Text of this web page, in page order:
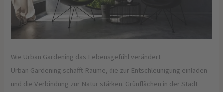
Wie Urban Gardening das Lebensgefühl verändert
Urban Gardening schafft Räume, die zur Entschleunigung einladen
und die Verbindung zur Natur stärken. Grünflächen in der Stadt